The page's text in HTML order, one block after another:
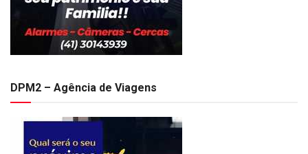
DPM2 – Agência de Viagens